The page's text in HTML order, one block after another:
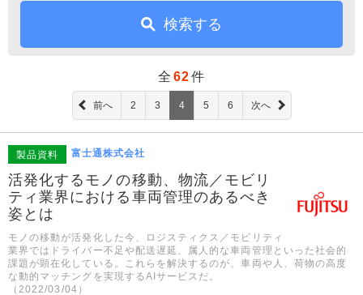
検索する
全 62件
前へ 2 3 4 5 6 次へ
製品資料 富士通株式会社
活発化するモノの移動、物流／モビリ
ティ業界における車両管理のあるべき
姿とは
モノの移動が活発化した今、ロジスティクス／モビリティ
業界ではドライバー不足や配送遅延、属人的な車両管理といった社会的
課題が顕在化している。これらを解決するのが、車両や人、荷物の高度
な動的マッチングを実現するAIサービスだ。
（2022/03/04）